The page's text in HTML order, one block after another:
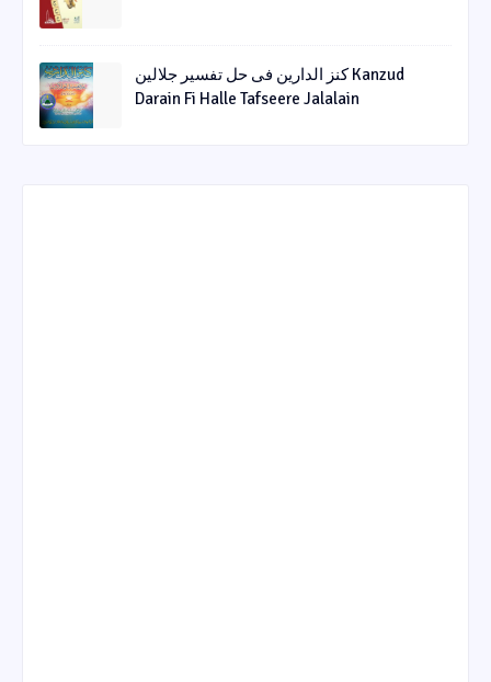
کنز الدارین فی حل تفسیر جلالین Kanzud
Darain Fi Halle Tafseere Jalalain